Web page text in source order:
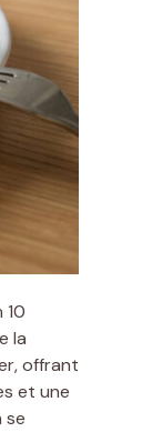
10
la
offrant
et une
se